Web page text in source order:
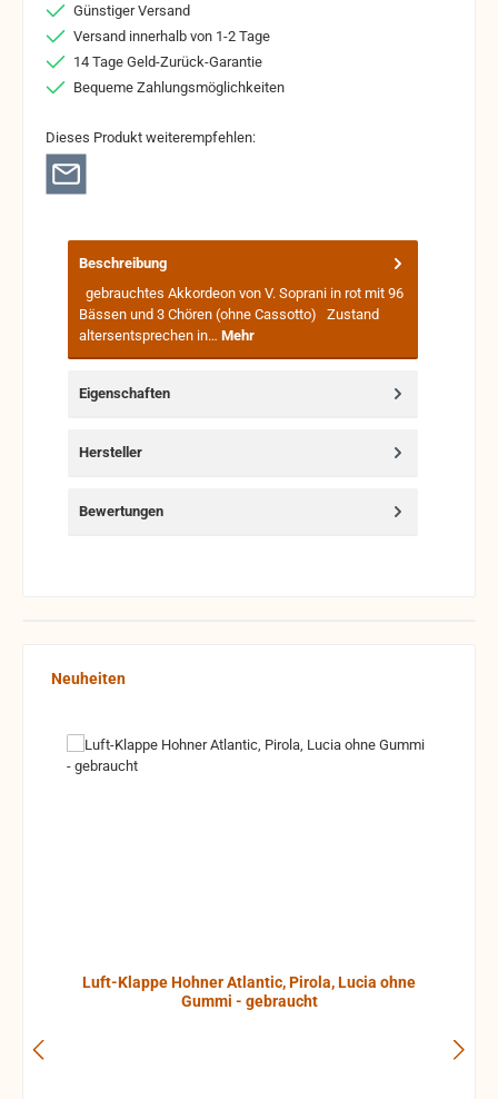
Günstiger Versand
Versand innerhalb von 1-2 Tage
14 Tage Geld-Zurück-Garantie
Bequeme Zahlungsmöglichkeiten
Dieses Produkt weiterempfehlen:
Beschreibung
gebrauchtes Akkordeon von V. Soprani in rot mit 96
Bässen und 3 Chören (ohne Cassotto) Zustand
altersentsprechen in… Mehr
Eigenschaften
Hersteller
Bewertungen
Produktgalerie überspringen
Neuheiten
Luft-Klappe Hohner Atlantic, Pirola, Lucia ohne
Gummi - gebraucht